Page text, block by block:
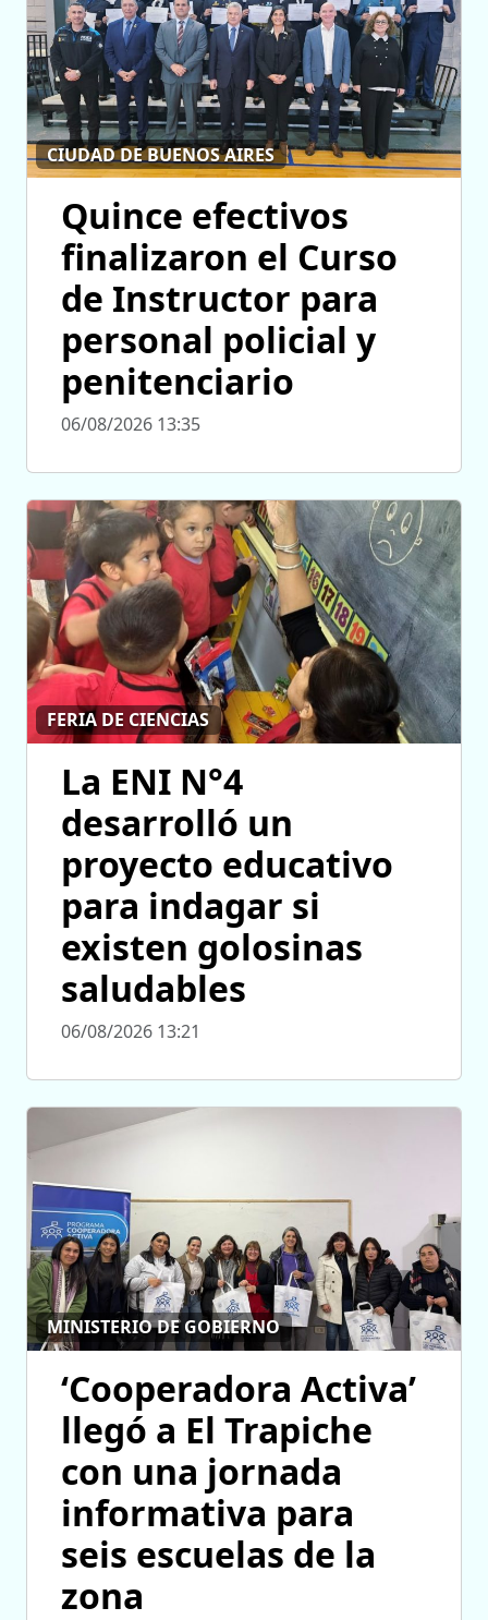
CIUDAD DE BUENOS AIRES
Quince efectivos
finalizaron el Curso
de Instructor para
personal policial y
penitenciario
06/08/2026 13:35
FERIA DE CIENCIAS
La ENI N°4
desarrolló un
proyecto educativo
para indagar si
existen golosinas
saludables
06/08/2026 13:21
MINISTERIO DE GOBIERNO
‘Cooperadora Activa’
llegó a El Trapiche
con una jornada
informativa para
seis escuelas de la
zona